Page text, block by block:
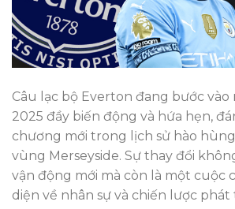
Câu lạc bộ Everton đang bước
2025 đầy biến động và hứa hẹn,
chương mới trong lịch sử hào
vùng Merseyside. Sự thay đổi
vận động mới mà còn là một cuộc
diện về nhân sự và chiến lược phát